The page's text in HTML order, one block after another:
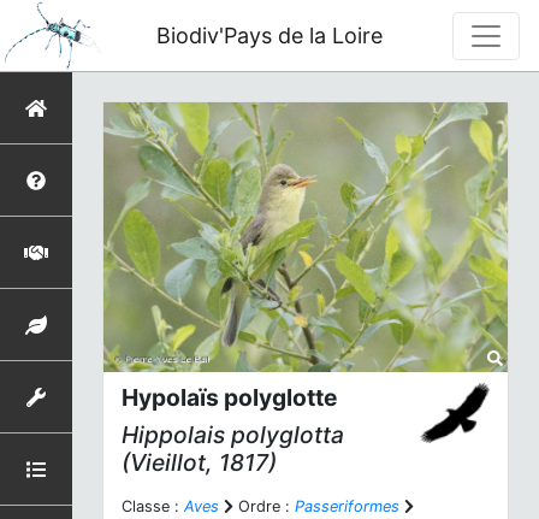
Biodiv'Pays de la Loire
Hypolaïs polyglotte
Hippolais polyglotta
(Vieillot, 1817)
Classe : Aves Ordre : Passeriformes